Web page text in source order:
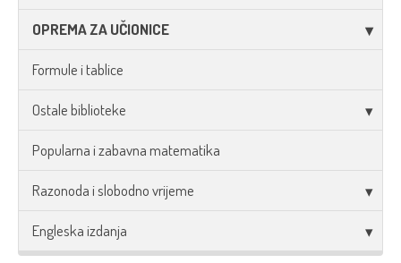
OPREMA ZA UČIONICE
Formule i tablice
Ostale biblioteke
Popularna i zabavna matematika
Razonoda i slobodno vrijeme
Engleska izdanja